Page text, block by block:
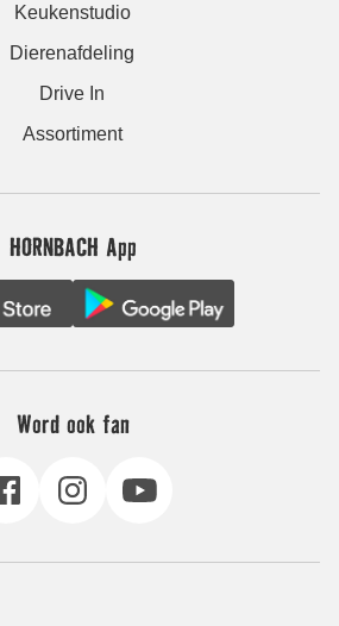
Keukenstudio
Dierenafdeling
Drive In
Assortiment
HORNBACH App
Word ook fan